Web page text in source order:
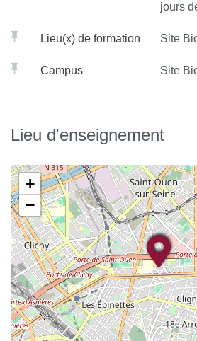
jours
Lieu(x) de formation Site
Campus Site
Lieu d'enseignement
+
−